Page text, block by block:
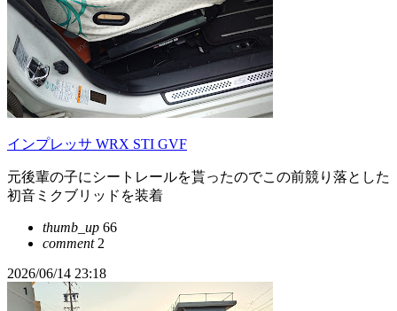
インプレッサ WRX STI GVF
元後輩の子にシートレールを貰ったのでこの前競り落とした
初音ミクブリッドを装着
thumb_up 66
comment2
2026/06/14 23:18